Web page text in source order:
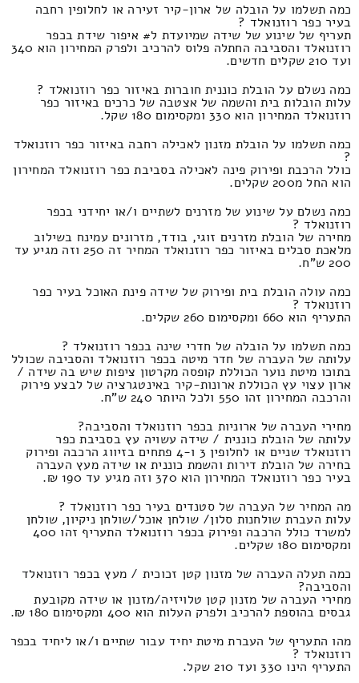
כמה תשלמו על הובלה של ארון-קיר זעירה או לחלופין רחבה
בעיר כפר רוזנואלד ?
תעריף של שינוע של שידה שמיועדת ל# איפור שידת בכפר
רוזנואלד והסביבה החתלה פלוס להרכיב ולפרק המחירון הוא 340
ועד 210 שקלים חדשים.
כמה נשלם על הובלת כוננית חוברות באיזור כפר רוזנואלד ?
עלות הובלות בית והשמה של אצטבה של כרכים באיזור כפר
רוזנואלד המחירון הוא 330 ומקסימום 180 שקל.
כמה תשלמו על הובלת מזנון לאכילה רחבה באיזור כפר רוזנואלד
?
כולל הרכבת ופירוק פינה לאכילה בסביבת כפר רוזנואלד המחירון
הוא החל מ200 שקלים.
כמה נשלם על שינוע של מזרנים לשתיים ו/או יחידני בכפר
רוזנואלד ?
מחירה של הובלת מזרנים זוגי, בודד, מזרונים עמינח בשילוב
מלאכת סבלים באיזור כפר רוזנואלד המחיר זה 250 וזה מגיע עד
200 ש"ח.
כמה עולה הובלת בית ופירוק של שידה פינת האוכל בעיר כפר
רוזנואלד ?
התעריף הוא 660 ומקסימום 260 שקלים.
כמה תשלמו על הובלה של חדרי שינה בכפר רוזנואלד ?
עלותה של העברה של חדר מיטה בכפר רוזנואלד והסביבה שכולל
בתוכו מיטת נוער הכוללת קופסה מקרטון ציפות שיש בה שידה /
ארון עצוי עץ הכוללת ארונות-קיר באינטגרציה של לבצע פירוק
והרכבה המחירון זהו 550 ולכל היותר 240 ש"ח.
מחירי העברה של ארוניות בכפר רוזנואלד והסביבה?
עלותה של הובלת כוננית / שידה עשויה עץ בסביבת כפר
רוזנואלד שניים או לחלופין 3 ו-4 פתחים בזיווג הרכבה ופירוק
בחירה של הובלת דירות והשמת כוננית או שידה מעץ העברה
בעיר כפר רוזנואלד המחירון הוא 370 וזה מגיע עד 190 ₪.
מה המחיר של העברה של סטנדים בעיר כפר רוזנואלד ?
עלות העברת שולחנות סלון/ שולחן אוכל/שולחן ניקיון, שולחן
למשרד כולל הרכבה ופירוק בכפר רוזנואלד התעריף זהו 400
ומקסימום 180 שקלים.
כמה תעלה העברה של מזנון קטן זכוכית / מעץ בכפר רוזנואלד
והסביבה?
מחירי העברה של מזנון קטן טלויזיה/מזנון או שידה מקובעת
גבסים בהוספת להרכיב ולפרק העלות הוא 400 ומקסימום 180 ₪.
מהו התעריף של העברת מיטת יחיד עבור שתיים ו/או ליחיד בכפר
רוזנואלד ?
התעריף הינו 330 ועד 210 שקל.